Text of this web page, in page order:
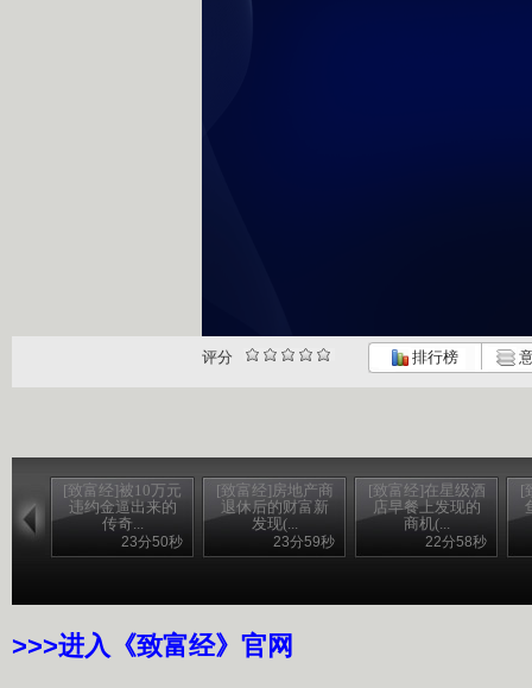
评分 排行榜
[致富经]被10万元
违约金逼出来的
传奇...
23分50秒
[致富经]房地产商
退休后的财富新
发现(...
23分59秒
[致富经]在星级酒
店早餐上发现的
商机(...
22分58秒
[
>>>进入《致富经》官网